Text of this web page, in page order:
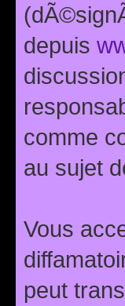
depuis
comme
au sujet
Vous
peut